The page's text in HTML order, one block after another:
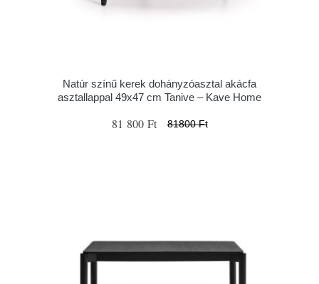
Natúr színű kerek dohányzóasztal akácfa
asztallappal 49x47 cm Tanive – Kave Home
81 800 Ft 81800 Ft